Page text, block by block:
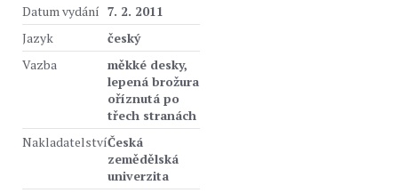
Datum vydání 7. 2. 2011
Jazyk
český
Vazba
měkké desky,
lepená brožura
oříznutá po
třech stranách
NakladatelstvíČeská
zemědělská
univerzita